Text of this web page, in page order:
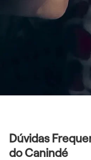
Dúvidas
do Canindé